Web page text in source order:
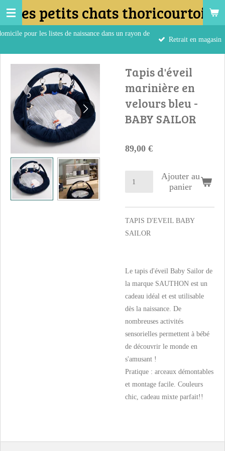
Passer
contenu
Les petits chats thoricourtois
pour les listes de naissance dans un rayon de
Retrait en magasin
Tapis d'éveil
marinière en
velours bleu -
BABY SAILOR
89,00 €
Ajouter au
panier
TAPIS D'EVEIL BABY
SAILOR
Le tapis d'éveil Baby Sailor de
la marque SAUTHON est un
cadeau idéal et est utilisable
dès la naissance. De
nombreuses activités
sensorielles permettent à bébé
de découvrir le monde en
s'amusant !
Pratique : arceaux démontables
et montage facile. Couleurs
chic, cadeau mixte parfait!!